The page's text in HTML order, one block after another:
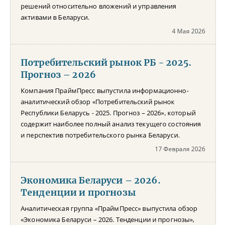
решений относительно вложений и управления
активами в Беларуси.
4 Мая 2026
Потребительский рынок РБ - 2025.
Прогноз – 2026
Компания ПраймПресс выпустила информационно-
аналитический обзор «Потребительский рынок
Республики Беларусь - 2025. Прогноз – 2026», который
содержит наиболее полный анализ текущего состояния
и перспектив потребительского рынка Беларуси.
17 Февраля 2026
Экономика Беларуси – 2026.
Тенденции и прогнозы
Аналитическая группа «ПраймПресс» выпустила обзор
«Экономика Беларуси – 2026. Тенденции и прогнозы»,